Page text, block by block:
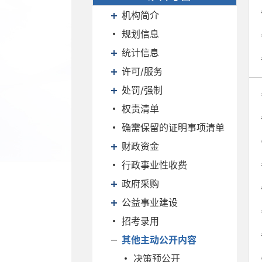
机构简介
规划信息
统计信息
许可/服务
处罚/强制
权责清单
确需保留的证明事项清单
财政资金
行政事业性收费
政府采购
公益事业建设
招考录用
其他主动公开内容
决策预公开